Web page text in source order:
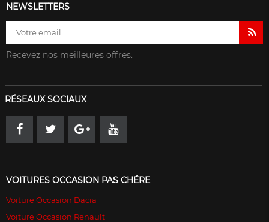
NEWSLETTERS
Recevez nos meilleures offres.
RÉSEAUX SOCIAUX
VOITURES OCCASION PAS CHÉRE
Voiture Occasion Dacia
Voiture Occasion Renault